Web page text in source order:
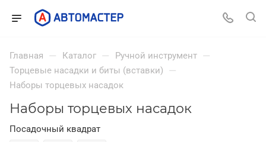
Главная — Каталог — Ручной инструмент —
Торцевые насадки и биты (вставки) —
Наборы торцевых насадок
Наборы торцевых насадок
Посадочный квадрат